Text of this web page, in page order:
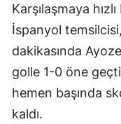
Karşılaşmaya
İspanyol
dakikasında
golle 1-0 öne
hemen başında
kaldı.